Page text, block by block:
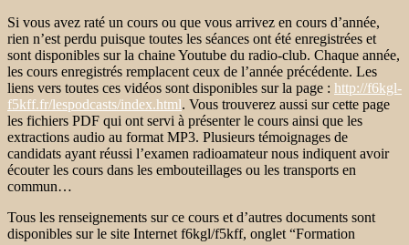
Si vous avez raté un cours ou que vous arrivez en cours d’année,
rien n’est perdu puisque toutes les séances ont été enregistrées et
sont disponibles sur la chaine Youtube du radio-club. Chaque année,
les cours enregistrés remplacent ceux de l’année précédente. Les
liens vers toutes ces vidéos sont disponibles sur la page : http://f6kgl-
f5kff.fr/lespodcasts/index.html. Vous trouverez aussi sur cette page
les fichiers PDF qui ont servi à présenter le cours ainsi que les
extractions audio au format MP3. Plusieurs témoignages de
candidats ayant réussi l’examen radioamateur nous indiquent avoir
écouter les cours dans les embouteillages ou les transports en
commun…
Tous les renseignements sur ce cours et d’autres documents sont
disponibles sur le site Internet f6kgl/f5kff, onglet “Formation